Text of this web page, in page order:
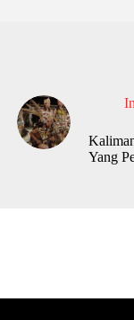
Yang